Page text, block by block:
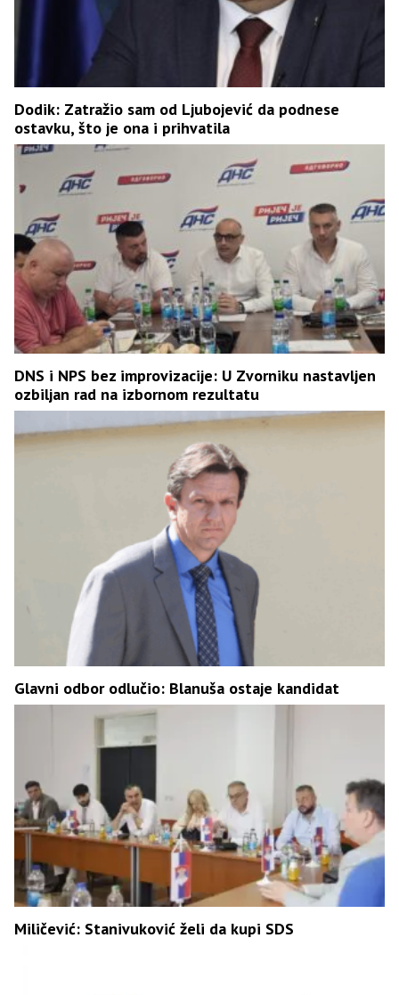
Dodik: Zatražio sam od Ljubojević da podnese
ostavku, što je ona i prihvatila
DNS i NPS bez improvizacije: U Zvorniku nastavljen
ozbiljan rad na izbornom rezultatu
Glavni odbor odlučio: Blanuša ostaje kandidat
Miličević: Stanivuković želi da kupi SDS